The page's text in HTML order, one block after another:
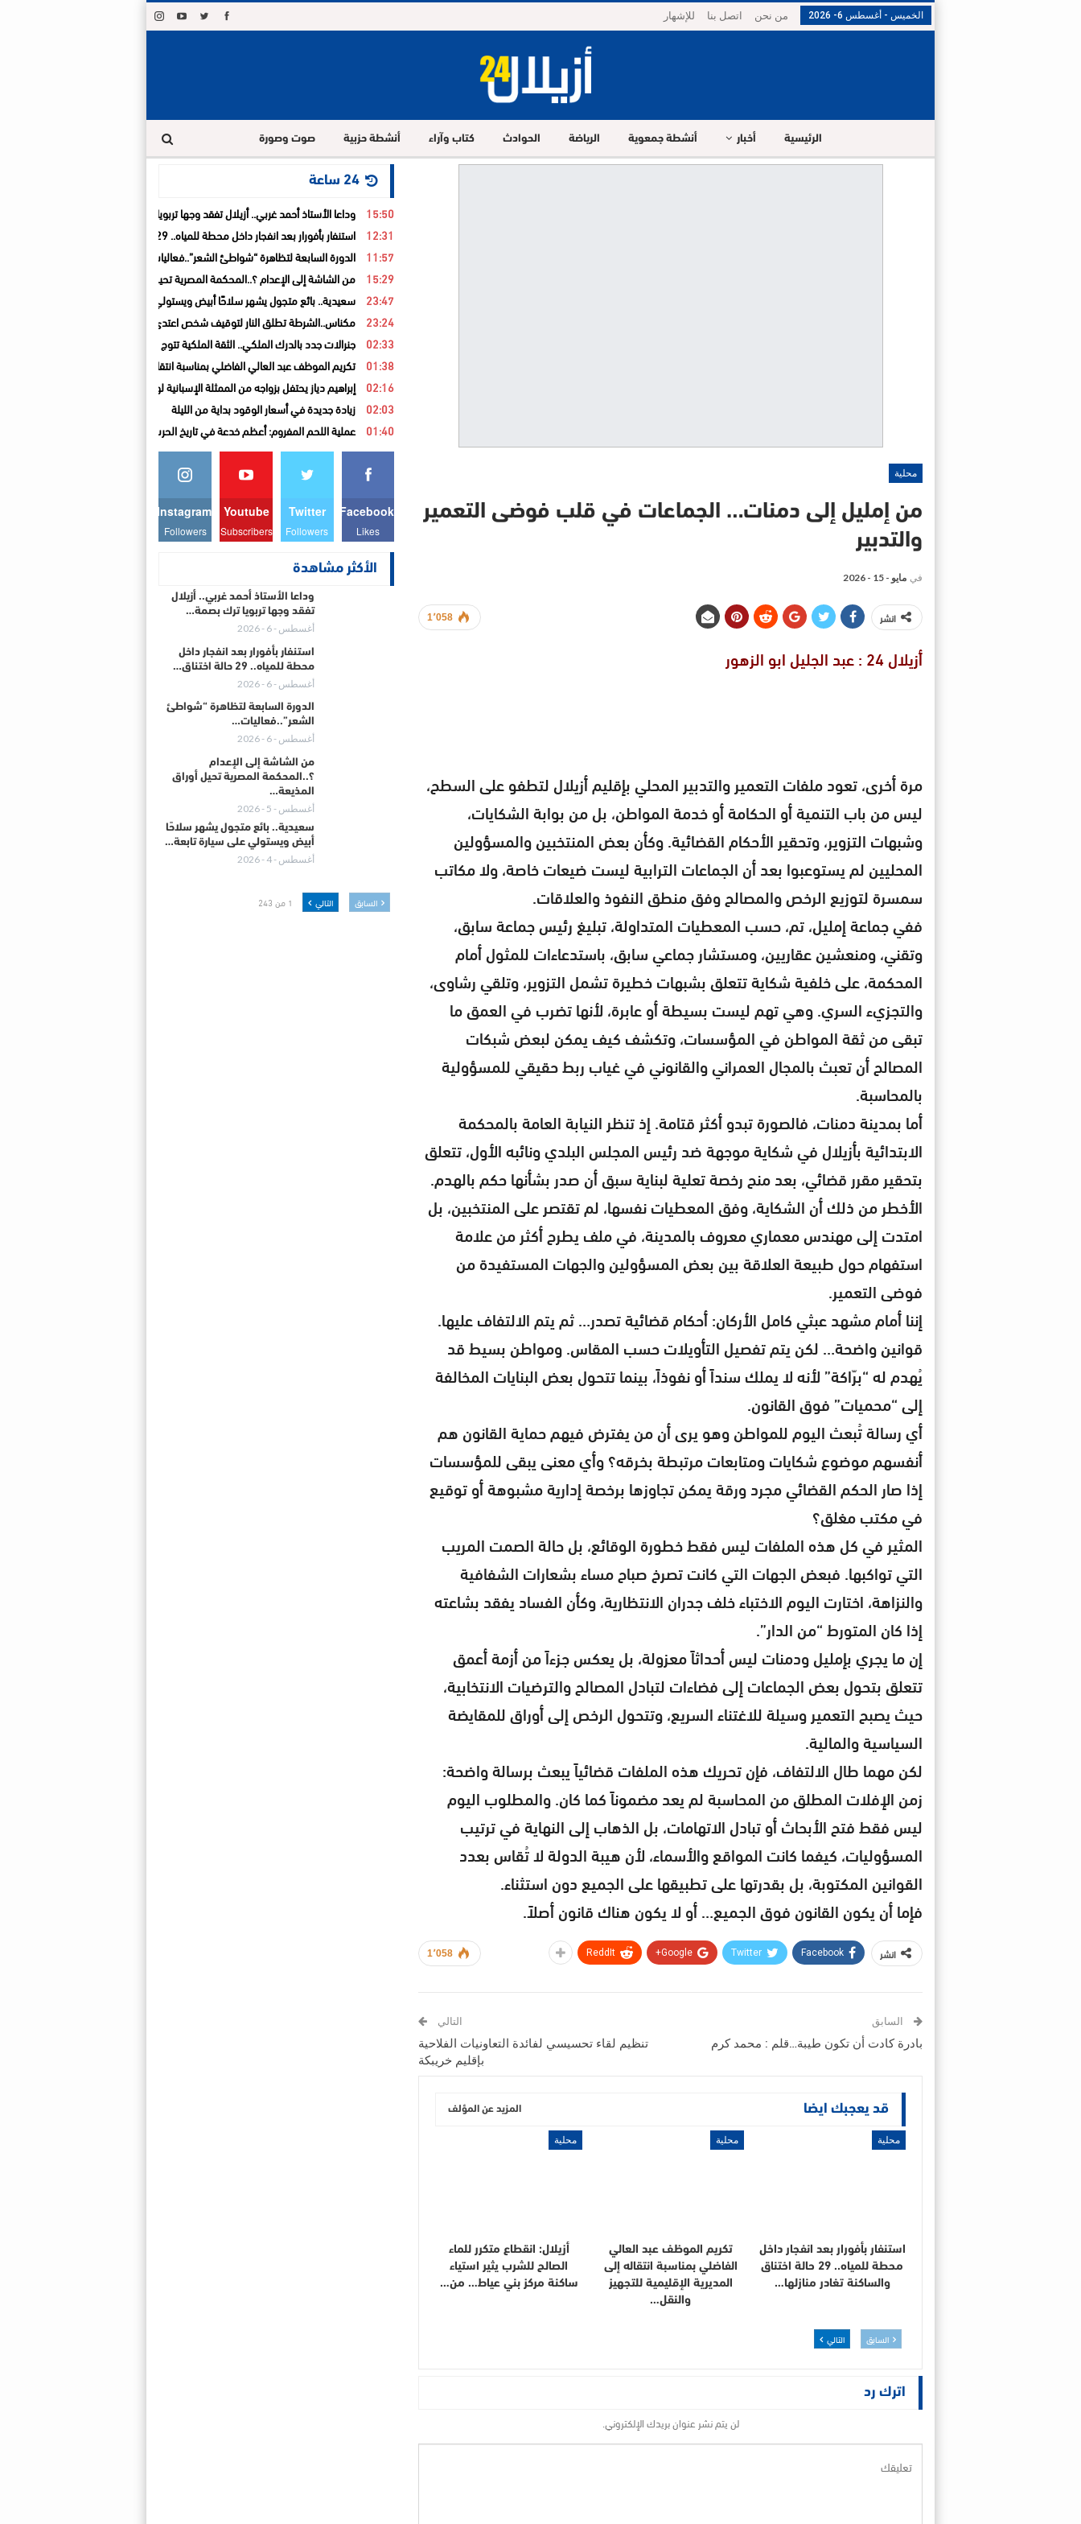
الخميس - أغسطس 6- 2026 من نحن اتصل بنا للإشهار
الرئيسية أخبار أنشطة جمعوية الرياضة الحوادث كتاب وآراء أنشطة حزبية صوت وصورة
محلية
من إمليل إلى دمنات… الجماعات في قلب فوضى التعمير
والتدبير
في مايو - 15 - 2026
1٬058 انشر
أزيلال 24 : عبد الجليل ابو الزهور
مرة أخرى، تعود ملفات التعمير والتدبير المحلي بإقليم أزيلال لتطفو على السطح،
ليس من باب التنمية أو الحكامة أو خدمة المواطن، بل من بوابة الشكايات،
وشبهات التزوير، وتحقير الأحكام القضائية. وكأن بعض المنتخبين والمسؤولين
المحليين لم يستوعبوا بعد أن الجماعات الترابية ليست ضيعات خاصة، ولا مكاتب
سمسرة لتوزيع الرخص والمصالح وفق منطق النفوذ والعلاقات.
ففي جماعة إمليل، تم، حسب المعطيات المتداولة، تبليغ رئيس جماعة سابق،
وتقني، ومنعشين عقاريين، ومستشار جماعي سابق، باستدعاءات للمثول أمام
المحكمة، على خلفية شكاية تتعلق بشبهات خطيرة تشمل التزوير، وتلقي رشاوى،
والتجزيء السري. وهي تهم ليست بسيطة أو عابرة، لأنها تضرب في العمق ما
تبقى من ثقة المواطن في المؤسسات، وتكشف كيف يمكن لبعض شبكات
المصالح أن تعبث بالمجال العمراني والقانوني في غياب ربط حقيقي للمسؤولية
بالمحاسبة.
أما بمدينة دمنات، فالصورة تبدو أكثر قتامة. إذ تنظر النيابة العامة بالمحكمة
الابتدائية بأزيلال في شكاية موجهة ضد رئيس المجلس البلدي ونائبه الأول، تتعلق
بتحقير مقرر قضائي، بعد منح رخصة تعلية لبناية سبق أن صدر بشأنها حكم بالهدم.
الأخطر من ذلك أن الشكاية، وفق المعطيات نفسها، لم تقتصر على المنتخبين، بل
امتدت إلى مهندس معماري معروف بالمدينة، في ملف يطرح أكثر من علامة
استفهام حول طبيعة العلاقة بين بعض المسؤولين والجهات المستفيدة من
فوضى التعمير.
إننا أمام مشهد عبثي كامل الأركان: أحكام قضائية تصدر… ثم يتم الالتفاف عليها.
قوانين واضحة… لكن يتم تفصيل التأويلات حسب المقاس. ومواطن بسيط قد
يُهدم له “برّاكة” لأنه لا يملك سنداً أو نفوذاً، بينما تتحول بعض البنايات المخالفة
إلى “محميات” فوق القانون.
أي رسالة تُبعث اليوم للمواطن وهو يرى أن من يفترض فيهم حماية القانون هم
أنفسهم موضوع شكايات ومتابعات مرتبطة بخرقه؟ وأي معنى يبقى للمؤسسات
إذا صار الحكم القضائي مجرد ورقة يمكن تجاوزها برخصة إدارية مشبوهة أو توقيع
في مكتب مغلق؟
المثير في كل هذه الملفات ليس فقط خطورة الوقائع، بل حالة الصمت المريب
التي تواكبها. فبعض الجهات التي كانت تصرخ صباح مساء بشعارات الشفافية
والنزاهة، اختارت اليوم الاختباء خلف جدران الانتظارية، وكأن الفساد يفقد بشاعته
إذا كان المتورط “من الدار”.
إن ما يجري بإمليل ودمنات ليس أحداثاً معزولة، بل يعكس جزءاً من أزمة أعمق
تتعلق بتحول بعض الجماعات إلى فضاءات لتبادل المصالح والترضيات الانتخابية،
حيث يصبح التعمير وسيلة للاغتناء السريع، وتتحول الرخص إلى أوراق للمقايضة
السياسية والمالية.
لكن مهما طال الالتفاف، فإن تحريك هذه الملفات قضائياً يبعث برسالة واضحة:
زمن الإفلات المطلق من المحاسبة لم يعد مضموناً كما كان. والمطلوب اليوم
ليس فقط فتح الأبحاث أو تبادل الاتهامات، بل الذهاب إلى النهاية في ترتيب
المسؤوليات، كيفما كانت المواقع والأسماء، لأن هيبة الدولة لا تُقاس بعدد
القوانين المكتوبة، بل بقدرتها على تطبيقها على الجميع دون استثناء.
فإما أن يكون القانون فوق الجميع… أو لا يكون هناك قانون أصلاً.
1٬058 انشر Facebook
Twitter
Google+
ReddIt
السابق
بادرة كادت أن تكون طيبة…قلم : محمد كرم
التالي
تنظيم لقاء تحسيسي لفائدة التعاونيات الفلاحية
بإقليم خريبكة
قد يعجبك ايضا المزيد عن المؤلف
محلية
استنفار بأفورار بعد انفجار داخل
محطة للمياه.. 29 حالة اختناق
والساكنة تغادر منازلها…
محلية
تكريم الموظف عبد العالي
الفاضلي بمناسبة انتقاله إلى
المديرية الإقليمية للتجهيز
والنقل…
محلية
أزيلال: انقطاع متكرر للماء
الصالح للشرب يثير استياء
ساكنة مركز بني عياط… من…
السابق التالي
اترك رد
لن يتم نشر عنوان بريدك الإلكتروني.
15:50 وداعا الأستاذ أحمد غربي.. أزيلال تفقد وجها تربويا ترك بصمة في قلوب تلاميذه و
12:31 استنفار بأفورار بعد انفجار داخل محطة للمياه.. 29 حالة اختناق والساكنة تغادر منازلها خوفاً من الغاز
11:57 الدورة السابعة لتظاهرة “شواطئ الشعر”..فعاليات ثقافية تواصل السفر بين المدن
15:29 من الشاشة إلى الإعدام ؟..المحكمة المصرية تحيل أوراق المذيعة سارة خليفة إلى
23:47 سعيدية.. بائع متجول يشهر سلاحًا أبيض ويستولي على سيارة تابعة للجماعة قبل الفرار
23:24 مكناس..الشرطة تطلق النار لتوقيف شخص اعتدى على والديه وأصاب شرطيا بالسلاح
02:33 جنرالات جدد بالدرك الملكي.. الثقة الملكية تتوج مسارات مهنية متميزة
01:38 تكريم الموظف عبد العالي الفاضلي بمناسبة انتقاله إلى المديرية الإقليمية للتجهيز
02:16 إبراهيم دياز يحتفل بزواجه من الممثلة الإسبانية لوزا مينديز
02:03 زيادة جديدة في أسعار الوقود بداية من الليلة
01:40 عملية اللحم المفروم: أعظم خدعة في تاريخ الحرب العالمية…قلم :صلاح الدين ياسين
Facebook
Likes
Twitter
Followers
Youtube
Subscribers
Instagram
Followers
الأكثر مشاهدة
وداعا الأستاذ أحمد غربي.. أزيلال
تفقد وجها تربويا ترك بصمة…
أغسطس - 6 - 2026
استنفار بأفورار بعد انفجار داخل
محطة للمياه.. 29 حالة اختناق…
أغسطس - 6 - 2026
الدورة السابعة لتظاهرة “شواطئ
الشعر”..فعاليات…
أغسطس - 6 - 2026
من الشاشة إلى الإعدام
؟..المحكمة المصرية تحيل أوراق
المذيعة…
أغسطس - 5 - 2026
سعيدية.. بائع متجول يشهر سلاحًا
أبيض ويستولي على سيارة تابعة…
أغسطس - 4 - 2026
السابق التالي 1 من 243